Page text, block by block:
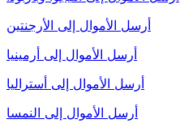
أرسل الأموال إلى الأرجنتين
أرسل الأموال إلى أرمينيا
أرسل الأموال إلى أستراليا
أرسل الأموال إلى النمسا